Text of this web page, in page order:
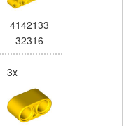
4142133
32316
3x